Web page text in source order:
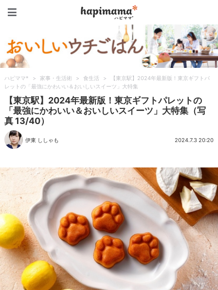
ハピママ* > 家事・生活術 > 食生活 >
【東京駅】2024年最新版！東京ギフトパ
レットの「最強にかわいい＆おいしいスイーツ」大特集
【東京駅】2024年最新版！東京ギフトパレットの
「最強にかわいい＆おいしいスイーツ」大特集（写
真 13/40）
伊東 ししゃも 2024.7.3 20:20